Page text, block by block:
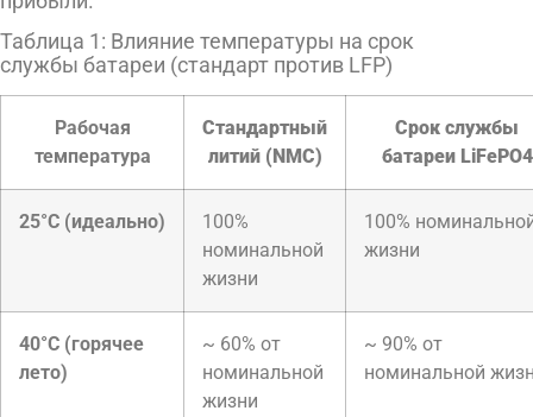
Таблица 1: Влияние температуры на срок
службы батареи (стандарт против LFP)
Рабочая
температура
Стандартный
литий (NMC)
Срок службы
батареи LiFePO4
25°C (идеально)
100%
номинальной
жизни
100%
жизни
40°C (горячее
лето)
~ 60% от
номинальной
жизни
~ 90% от
номинальной